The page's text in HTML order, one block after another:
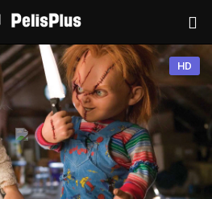
HD